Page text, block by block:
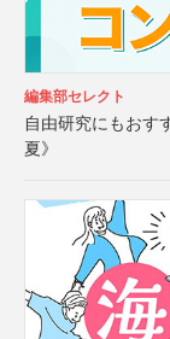
編集部セレクト
自由研究にもおす
夏》